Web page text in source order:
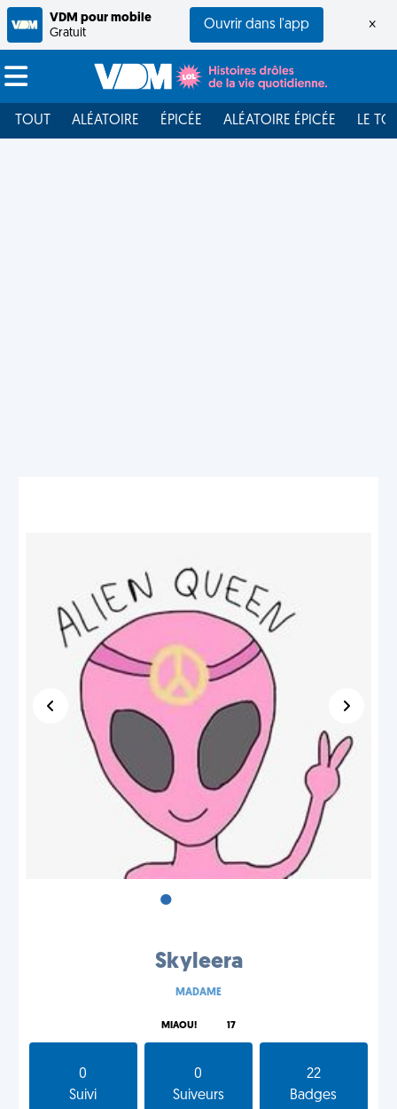
VDM pour mobile
Gratuit
Ouvrir dans l'app ×
TOUT ALÉATOIRE ÉPICÉE ALÉATOIRE ÉPICÉE LE
•
Skyleera
MADAME
MIAOU! 17
0
Suivi
0
Suiveurs
22
Badges